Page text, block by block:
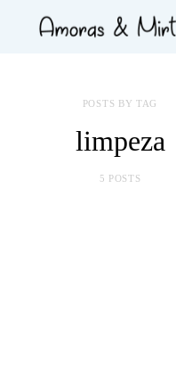
POSTS BY TAG
limpeza
5 POSTS